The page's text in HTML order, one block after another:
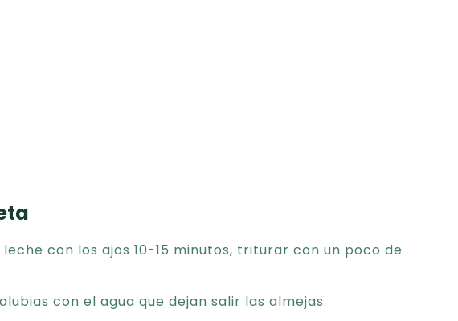
leche con los ajos 10-15 minutos, triturar con un poco de
con el agua que dejan salir las almejas.